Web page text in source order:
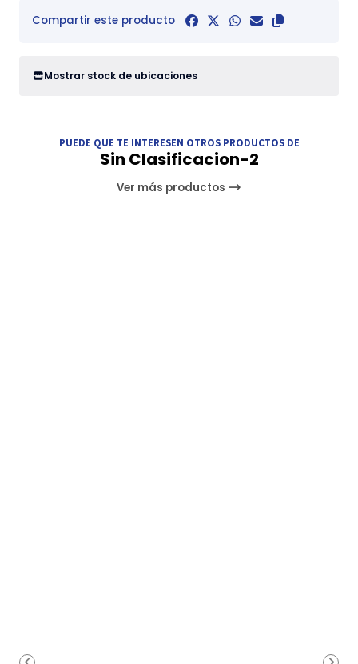
Compartir este producto
Mostrar stock de ubicaciones
PUEDE QUE TE INTERESEN OTROS PRODUCTOS DE
Sin Clasificacion-2
Ver más productos